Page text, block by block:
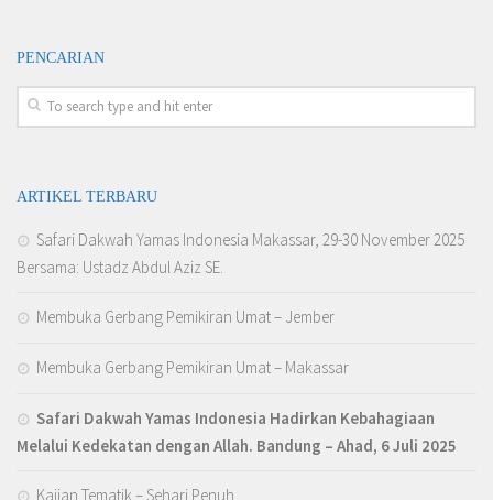
PENCARIAN
ARTIKEL TERBARU
Safari Dakwah Yamas Indonesia Makassar, 29-30 November 2025
Bersama: Ustadz Abdul Aziz SE.
Membuka Gerbang Pemikiran Umat – Jember
Membuka Gerbang Pemikiran Umat – Makassar
Safari Dakwah Yamas Indonesia Hadirkan Kebahagiaan
Melalui Kedekatan dengan Allah. Bandung – Ahad, 6 Juli 2025
Kajian Tematik – Sehari Penuh